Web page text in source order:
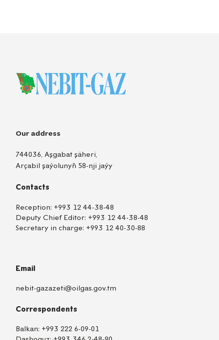
Our address
744036, Aşgabat şäheri,
Arçabil şaýolunyň 58-nji jaýy
Contacts
Reception: +993 12 44-38-48
Deputy Chief Editor: +993 12 44-38-48
Secretary in charge: +993 12 40-30-88
Email
nebit-gazazeti@oilgas.gov.tm
Correspondents
Balkan: +993 222 6-09-01